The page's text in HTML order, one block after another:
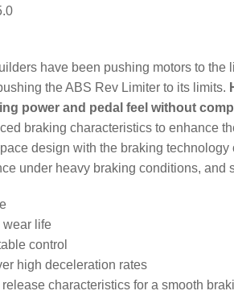
have been pushing motors to
the ABS Rev Limiter to its limits.
power and pedal feel without
braking characteristics to enhance
design with the braking
under heavy braking conditions, and
wear life
control
high deceleration rates
characteristics for a smooth